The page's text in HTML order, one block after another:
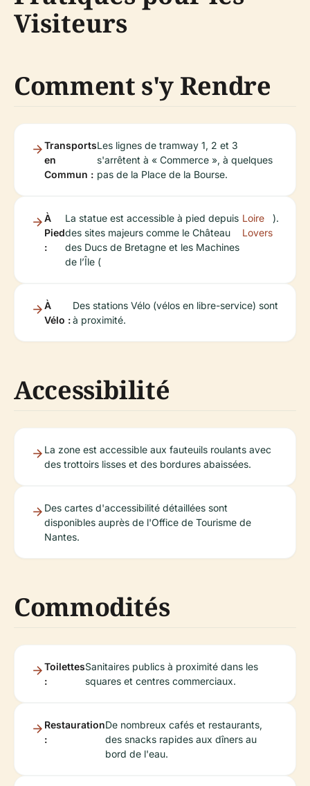
Visiteurs
Comment s'y Rendre
Transports
en
Commun :
Les lignes de tramway 1, 2 et 3
s'arrêtent à « Commerce », à quelques
pas de la Place de la Bourse.
À
Pied
:
La statue est accessible à pied depuis
des sites majeurs comme le Château
des Ducs de Bretagne et les Machines
de l’Île (
Loire
Lovers
).
À
Vélo :
Des stations Vélo (vélos en libre-service) sont
à proximité.
Accessibilité
La zone est accessible aux fauteuils roulants avec
des trottoirs lisses et des bordures abaissées.
Des cartes d'accessibilité détaillées sont
disponibles auprès de l'Office de Tourisme de
Nantes.
Commodités
Toilettes
:
Sanitaires publics à proximité dans les
squares et centres commerciaux.
Restauration
:
De nombreux cafés et restaurants,
des snacks rapides aux dîners au
bord de l'eau.